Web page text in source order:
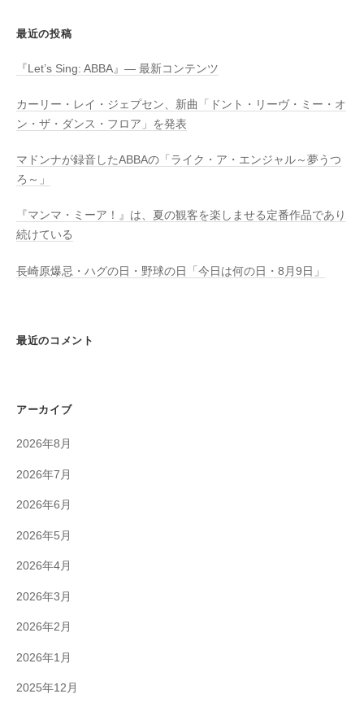
最近の投稿
『Let’s Sing: ABBA』― 最新コンテンツ
カーリー・レイ・ジェプセン、新曲「ドント・リーヴ・ミー・オ
ン・ザ・ダンス・フロア」を発表
マドンナが録音したABBAの「ライク・ア・エンジャル～夢うつ
ろ～」
『マンマ・ミーア！』は、夏の観客を楽しませる定番作品であり
続けている
長崎原爆忌・ハグの日・野球の日「今日は何の日・8月9日」
最近のコメント
アーカイブ
2026年8月
2026年7月
2026年6月
2026年5月
2026年4月
2026年3月
2026年2月
2026年1月
2025年12月